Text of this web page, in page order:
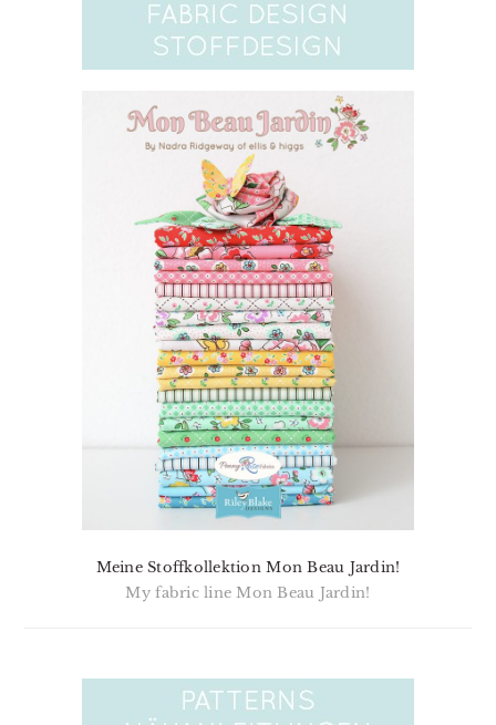
Meine Stoffkollektion Mon Beau Jardin!
My fabric line Mon Beau Jardin!